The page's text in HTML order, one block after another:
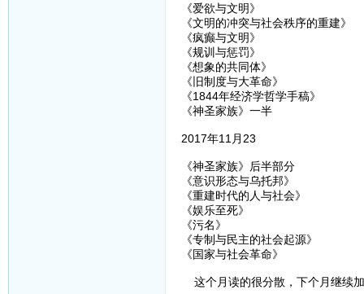
《爱欲与文明》
《文明的冲突与社会秩序的重建》
《疯癫与文明》
《规训与惩罚》
《想象的共同体》
《旧制度与大革命》
《1844年经济学哲学手稿》
《神圣家族》一半
2017年11月23
《神圣家族》后半部分
《意识形态与乌托邦》
《重建时代的人与社会》
《娱乐至死》
《污名》
《专制与民主的社会起源》
《国家与社会革命》
这个月读的很分散，下个月继续